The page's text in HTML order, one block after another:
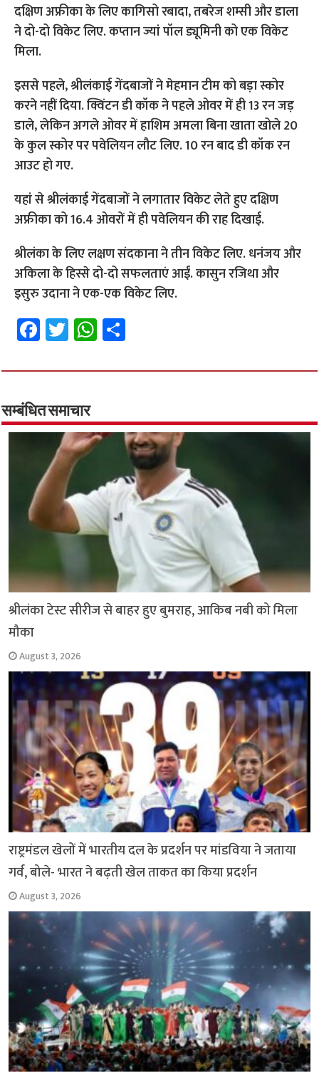
दक्षिण अफ्रीका के लिए कागिसो रबादा, तबरेज शम्सी और डाला
ने दो-दो विकेट लिए. कप्तान ज्यां पॉल ड्यूमिनी को एक विकेट
मिला.
इससे पहले, श्रीलंकाई गेंदबाजों ने मेहमान टीम को बड़ा स्कोर
करने नहीं दिया. क्विंटन डी कॉक ने पहले ओवर में ही 13 रन जड़
डाले, लेकिन अगले ओवर में हाशिम अमला बिना खाता खोले 20
के कुल स्कोर पर पवेलियन लौट लिए. 10 रन बाद डी कॉक रन
आउट हो गए.
यहां से श्रीलंकाई गेंदबाजों ने लगातार विकेट लेते हुए दक्षिण
अफ्रीका को 16.4 ओवरों में ही पवेलियन की राह दिखाई.
श्रीलंका के लिए लक्षण संदकाना ने तीन विकेट लिए. धनंजय और
अकिला के हिस्से दो-दो सफलताएं आईं. कासुन रजिथा और
इसुरु उदाना ने एक-एक विकेट लिए.
Fa
ce
b
o
o
k
T
wi
tt
er
W
h
at
p
p
ar
सम्बंधित समाचार
श्रीलंका टेस्ट सीरीज से बाहर हुए बुमराह, आकिब नबी को मिला
मौका
August 3, 2026
राष्ट्रमंडल खेलों में भारतीय दल के प्रदर्शन पर मांडविया ने जताया
गर्व, बोले- भारत ने बढ़ती खेल ताकत का किया प्रदर्शन
August 3, 2026